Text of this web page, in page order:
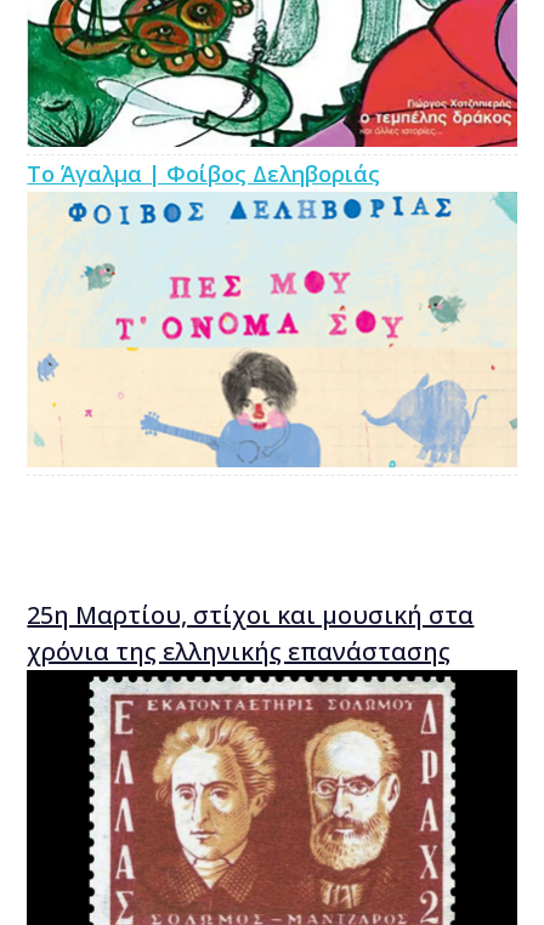
Το Άγαλμα | Φοίβος Δεληβοριάς
25η Μαρτίου, στίχοι και μουσική στα
χρόνια της ελληνικής επανάστασης